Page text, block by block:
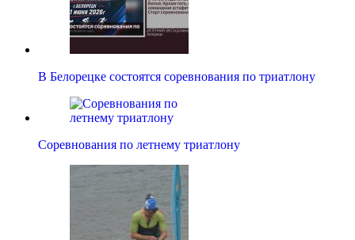
В Белорецке состоятся соревнования по триатлону
Соревнования по летнему триатлону